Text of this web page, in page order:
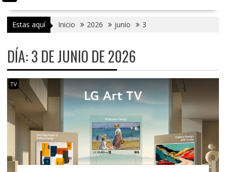
Estas aquí Inicio 2026 junio 3
DÍA:3 DE JUNIO DE 2026
TV